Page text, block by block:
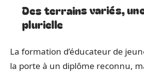
Des terrains variés,
plurielle
La formation d’éducateur de
la porte à un diplôme reconnu,